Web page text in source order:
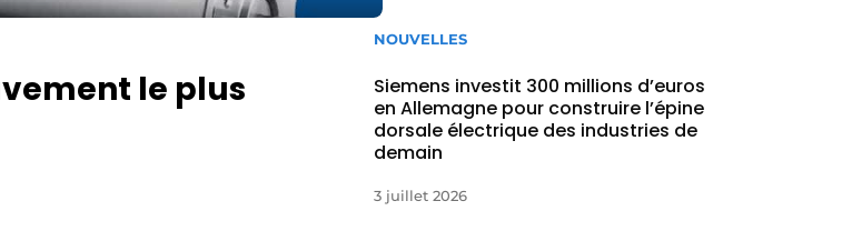
le plus
NOUVELLES
Siemens investit 300 millions d’euros
en Allemagne pour construire l’épine
dorsale électrique des industries de
demain
3 juillet 2026